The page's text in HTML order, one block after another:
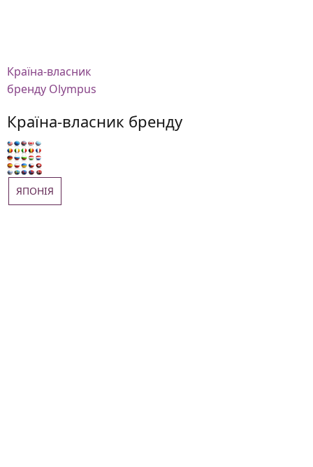
Країна-власник
бренду Olympus
Країна-власник бренду
ЯПОНІЯ